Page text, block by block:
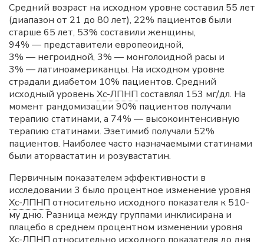
Средний возраст на исходном уровне составил 55 лет
(диапазон от 21 до 80 лет), 22% пациентов были
старше 65 лет, 53% составили женщины,
94% — представители европеоидной,
3% — негроидной, 3% — монголоидной расы и
3% — латиноамериканцы. На исходном уровне
страдали диабетом 10% пациентов. Средний
исходный уровень Хс-ЛПНП составлял 153 мг/дл. На
момент рандомизации 90% пациентов получали
терапию статинами, а 74% — высокоинтенсивную
терапию статинами. Эзетимиб получали 52%
пациентов. Наиболее часто назначаемыми статинами
были аторвастатин и розувастатин.
Первичным показателем эффективности в
исследовании 3 было процентное изменение уровня
Хс-ЛПНП относительно исходного показателя к 510-
му дню. Разница между группами инклисирана и
плацебо в среднем процентном изменении уровня